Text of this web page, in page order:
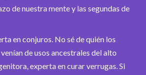
de nuestra mente y las segundas de
en conjuros. No sé de quién los
de usos ancestrales del alto
experta en curar verrugas. Si